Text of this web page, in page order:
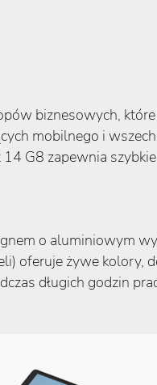
biznesowych,
mobilnego i
G8 zapewnia
o aluminiowym
oferuje żywe kolory,
długich godzin